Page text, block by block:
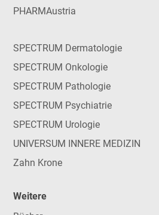
PHARMAustria
SPECTRUM Dermatologie
SPECTRUM Onkologie
SPECTRUM Pathologie
SPECTRUM Psychiatrie
SPECTRUM Urologie
UNIVERSUM INNERE MEDIZIN
Zahn Krone
Weitere